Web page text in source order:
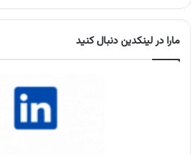
مارا در لینکدین دنبال کنید